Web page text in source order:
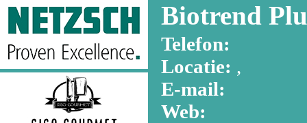
Biotrend
Telefon:
Locatie: ,
E-mail:
Web: